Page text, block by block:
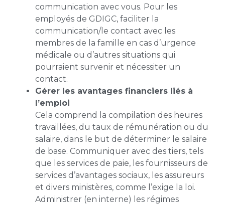
communication avec vous. Pour les
employés de GDIGC, faciliter la
communication/le contact avec les
membres de la famille en cas d’urgence
médicale ou d’autres situations qui
pourraient survenir et nécessiter un
contact.
Gérer les avantages financiers liés à
l’emploi
Cela comprend la compilation des heures
travaillées, du taux de rémunération ou du
salaire, dans le but de déterminer le salaire
de base. Communiquer avec des tiers, tels
que les services de paie, les fournisseurs de
services d’avantages sociaux, les assureurs
et divers ministères, comme l’exige la loi.
Administrer (en interne) les régimes